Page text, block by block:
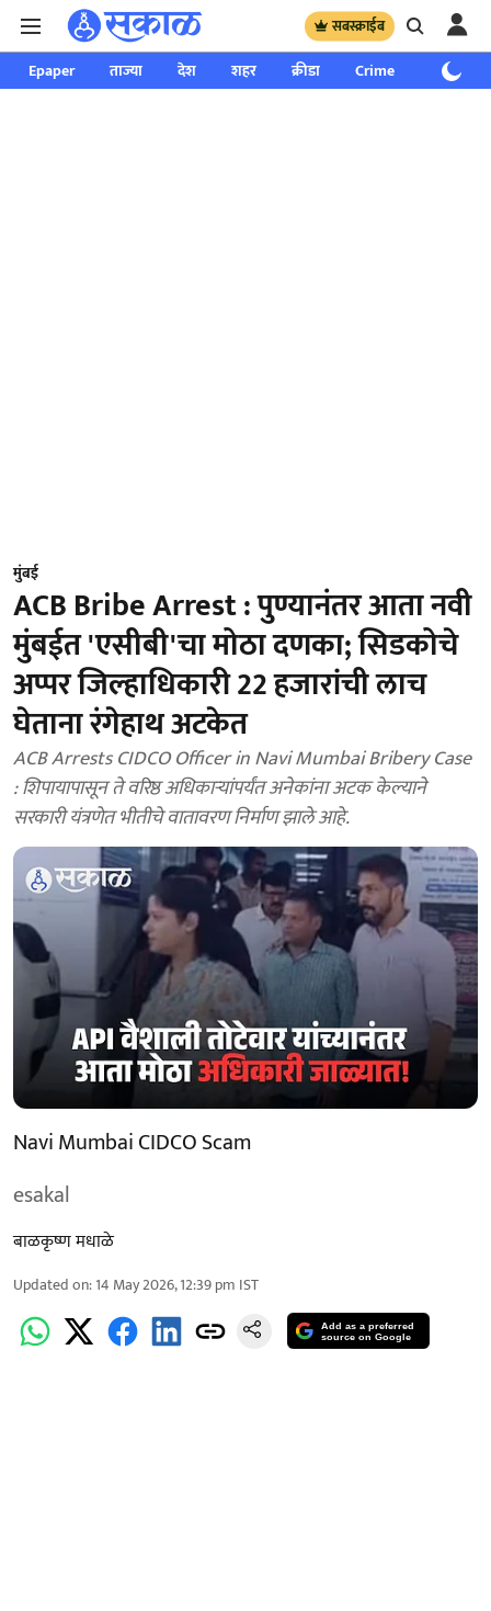
सबस्क्राईब
Epaper ताज्या देश शहर क्रीडा Crime साप्ताहिक
मुंबई
ACB Bribe Arrest : पुण्यानंतर आता नवी
मुंबईत 'एसीबी'चा मोठा दणका; सिडकोचे
अप्पर जिल्हाधिकारी 22 हजारांची लाच
घेताना रंगेहाथ अटकेत
ACB Arrests CIDCO Officer in Navi Mumbai Bribery Case
: शिपायापासून ते वरिष्ठ अधिकाऱ्यांपर्यंत अनेकांना अटक केल्याने
सरकारी यंत्रणेत भीतीचे वातावरण निर्माण झाले आहे.
Navi Mumbai CIDCO Scam
esakal
बाळकृष्ण मधाळे
Updated on:14 May 2026, 12:39 pm IST
Add as a preferred
source on Google